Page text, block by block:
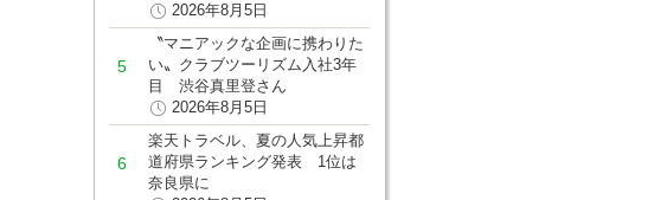
2026年8月5日
〝マニアックな企画に携わりた
い〟クラブツーリズム入社3年
目 渋谷真里登さん
2026年8月5日
楽天トラベル、夏の人気上昇都
道府県ランキング発表 1位は
奈良県に